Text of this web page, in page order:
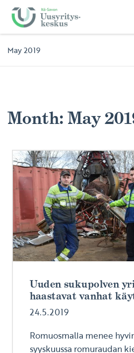
May 2019
Month: May
Uuden sukupolven
haastavat vanhat
24.5.2019
Romuosmalla menee
syyskuussa romuraudan